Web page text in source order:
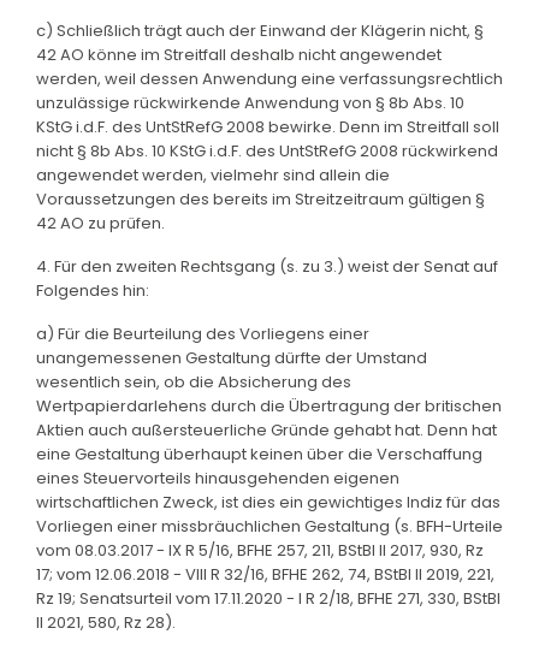
c) Schließlich trägt auch der Einwand der Klägerin nicht, §
42 AO könne im Streitfall deshalb nicht angewendet
werden, weil dessen Anwendung eine verfassungsrechtlich
unzulässige rückwirkende Anwendung von § 8b Abs. 10
KStG i.d.F. des UntStRefG 2008 bewirke. Denn im Streitfall soll
nicht § 8b Abs. 10 KStG i.d.F. des UntStRefG 2008 rückwirkend
angewendet werden, vielmehr sind allein die
Voraussetzungen des bereits im Streitzeitraum gültigen §
42 AO zu prüfen.
4. Für den zweiten Rechtsgang (s. zu 3.) weist der Senat auf
Folgendes hin:
a) Für die Beurteilung des Vorliegens einer
unangemessenen Gestaltung dürfte der Umstand
wesentlich sein, ob die Absicherung des
Wertpapierdarlehens durch die Übertragung der britischen
Aktien auch außersteuerliche Gründe gehabt hat. Denn hat
eine Gestaltung überhaupt keinen über die Verschaffung
eines Steuervorteils hinausgehenden eigenen
wirtschaftlichen Zweck, ist dies ein gewichtiges Indiz für das
Vorliegen einer missbräuchlichen Gestaltung (s. BFH-Urteile
vom 08.03.2017 - IX R 5/16, BFHE 257, 211, BStBl II 2017, 930, Rz
17; vom 12.06.2018 - VIII R 32/16, BFHE 262, 74, BStBl II 2019, 221,
Rz 19; Senatsurteil vom 17.11.2020 - I R 2/18, BFHE 271, 330, BStBl
II 2021, 580, Rz 28).